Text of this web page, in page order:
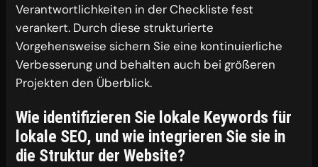
Verantwortlichkeiten in der Checkliste fest
verankert. Durch diese strukturierte
Vorgehensweise sichern Sie eine kontinuierliche
Verbesserung und behalten auch bei größeren
Projekten den Überblick.
Wie identifizieren Sie lokale Keywords für
lokale SEO, und wie integrieren Sie sie in
die Struktur der Website?